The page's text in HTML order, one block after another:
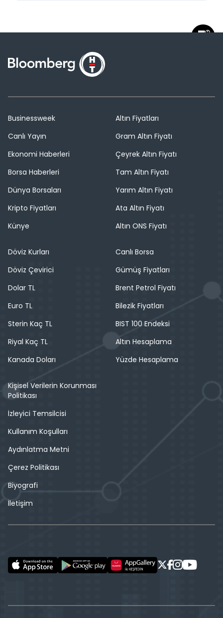
Businessweek
Canlı Yayın
Ekonomi Haberleri
Borsa Haberleri
Dünya Borsaları
Kripto Fiyatları
Künye
Altın Fiyatları
Gram Altın Fiyatı
Çeyrek Altın Fiyatı
Tam Altın Fiyatı
Yarım Altın Fiyatı
Ata Altın Fiyatı
Altın ONS Fiyatı
Döviz Kurları
Döviz Çevirici
Dolar TL
Euro TL
Sterin Kaç TL
Riyal Kaç TL
Kanada Doları
Canlı Borsa
Gümüş Fiyatları
Brent Petrol Fiyatı
Bilezik Fiyatları
BIST 100 Endeksi
Altın Hesaplama
Yüzde Hesaplama
Kişisel Verilerin Korunması
Politikası
İzleyici Temsilcisi
Kullanım Koşulları
Aydınlatma Metni
Çerez Politikası
Biyografi
İletişim